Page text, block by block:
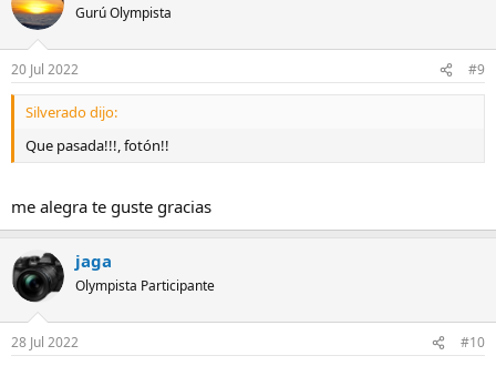
Gurú Olympista
20 Jul 2022 #9
Silverado dijo:
Que pasada!!!, fotón!!
me alegra te guste gracias
jaga
Olympista Participante
28 Jul 2022 #10